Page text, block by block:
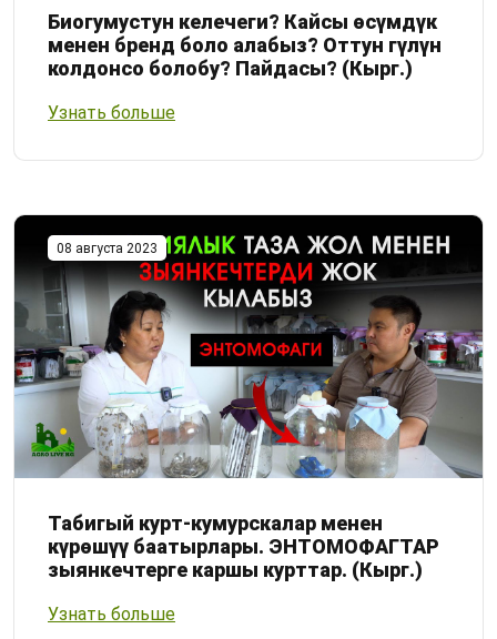
Биогумустун келечеги? Кайсы өсүмдүк
менен бренд боло алабыз? Оттун гүлүн
колдонсо болобу? Пайдасы? (Кырг.)
Узнать больше
08 августа 2023
Табигый курт-кумурскалар менен
күрөшүү баатырлары. ЭНТОМОФАГТАР
зыянкечтерге каршы курттар. (Кырг.)
Узнать больше